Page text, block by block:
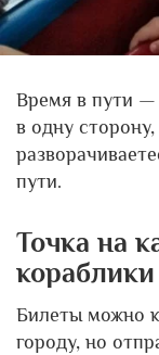
Время в пути —
в одну
пути.
Точка на
кораблики
Билеты можно
городу, но